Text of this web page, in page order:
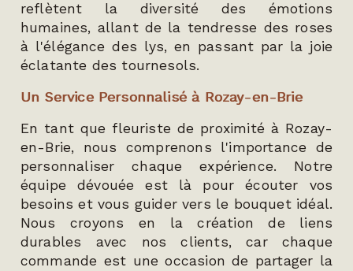
reflètent la diversité des émotions
humaines, allant de la tendresse des roses
à l'élégance des lys, en passant par la joie
éclatante des tournesols.
Un Service Personnalisé à Rozay-en-Brie
En tant que fleuriste de proximité à Rozay-
en-Brie, nous comprenons l'importance de
personnaliser chaque expérience. Notre
équipe dévouée est là pour écouter vos
besoins et vous guider vers le bouquet idéal.
Nous croyons en la création de liens
durables avec nos clients, car chaque
commande est une occasion de partager la